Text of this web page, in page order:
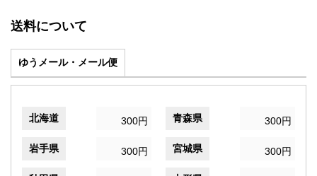
送料について
ゆうメール・メール便
北海道 300円 青森県 300円
岩手県 300円 宮城県 300円